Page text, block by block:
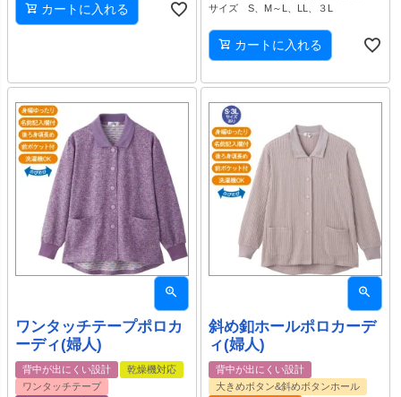
カートに入れる
サイズ S、M～L、LL、３L
カートに入れる
ワンタッチテープポロカ
ーディ(婦人)
背中が出にくい設計
乾燥機対応
ワンタッチテープ
斜め釦ホールポロカーデ
ィ(婦人)
背中が出にくい設計
大きめボタン&斜めボタンホール